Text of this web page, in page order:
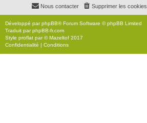
Supprimer les cookies
Nous contacter
Développé parphpBB® Forum Software © phpBB Limited
Traduit parphpBB-fr.com
Style proflat par ©Mazeltof 2017
Confidentialité | Conditions